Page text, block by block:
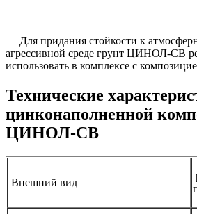
Для придания стойкости к
агрессивной среде грунт ЦИНОЛ-СВ
использовать в комплексе с
Технические
цинконаполненной
ЦИНОЛ-СВ
Внешний вид